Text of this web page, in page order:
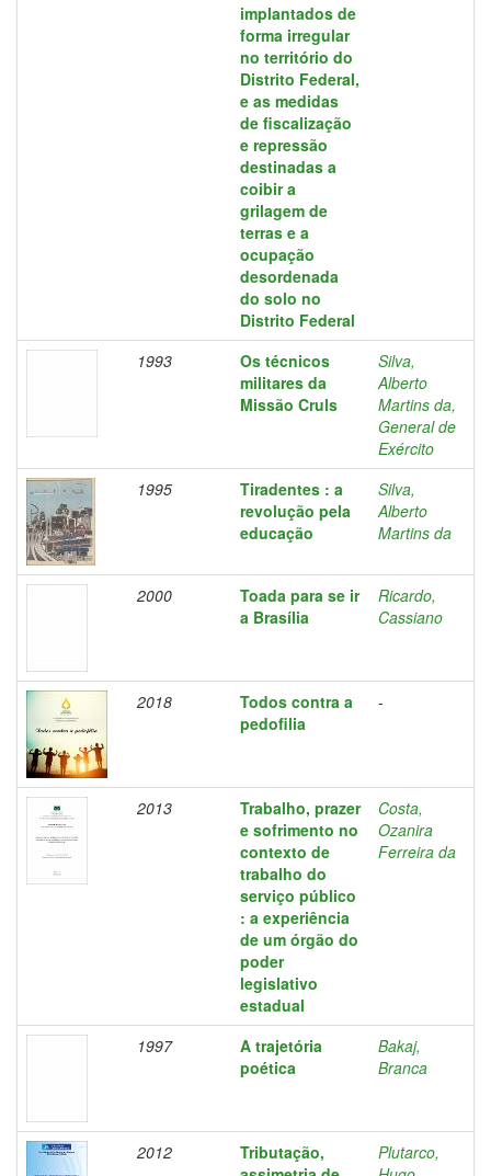
implantados de
forma irregular
no território do
Distrito Federal,
e as medidas
de fiscalização
e repressão
destinadas a
coibir a
grilagem de
terras e a
ocupação
desordenada
do solo no
Distrito Federal
1993
Os técnicos
militares da
Missão Cruls
Silva,
Alberto
Martins da,
General de
Exército
1995
Tiradentes : a
revolução pela
educação
Silva,
Alberto
Martins da
2000
Toada para se ir
a Brasília
Ricardo,
Cassiano
2018
Todos contra a
pedofilia
-
2013
Trabalho, prazer
e sofrimento no
contexto de
trabalho do
serviço público
: a experiência
de um órgão do
poder
legislativo
estadual
Costa,
Ozanira
Ferreira da
1997
A trajetória
poética
Bakaj,
Branca
2012
Tributação,
Plutarco,